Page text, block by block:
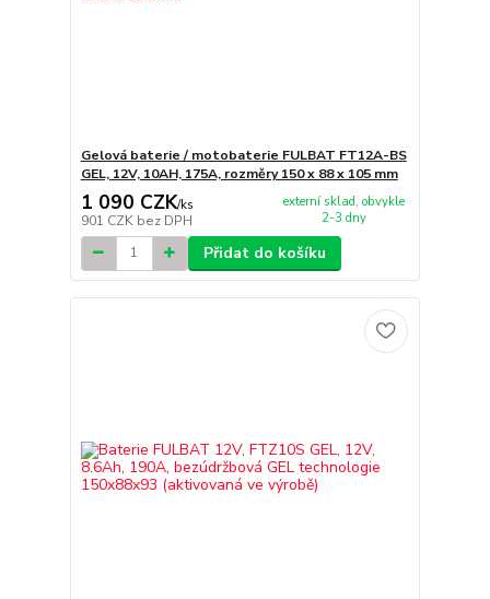
Gelová baterie / motobaterie FULBAT FT12A-BS
GEL, 12V, 10AH, 175A, rozměry 150 x 88 x 105 mm
1 090 CZK/ks
901 CZK bez DPH
externí sklad, obvykle
2-3 dny
Přidat do košíku